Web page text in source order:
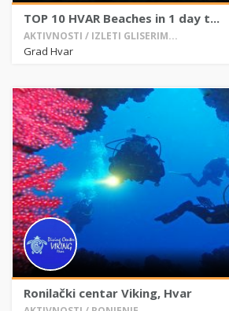
TOP 10 HVAR Beaches in 1 day t...
AKTIVNOSTI / IZLETI GLISERIM...
Grad Hvar
Ronilački centar Viking, Hvar